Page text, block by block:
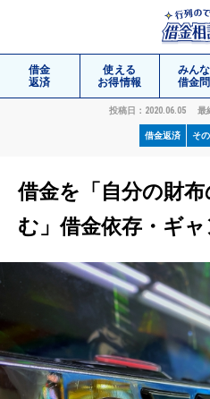
借金
返済
使える
お得情報
みん
借金
投稿日：2020.06.05 最
借金返済 そ
借金を「自分の財
む」借金依存・ギ